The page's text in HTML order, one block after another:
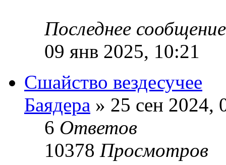
Последнее
09 янв 2025, 10:21
Сшайство вездесучее
Баядера » 25 сен 2024,
6 Ответов
10378 Просмотров